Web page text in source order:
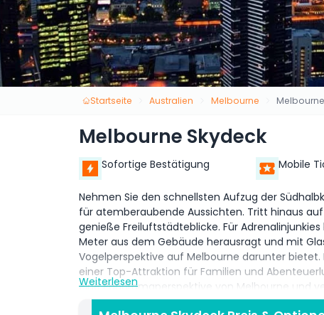
Startseite Australien Melbourne
Melbourne Skydeck
Sofortige Bestätigung Mobile
Nehmen Sie den schnellsten Aufzug der
für atemberaubende Aussichten. Tritt hinaus
genieße Freiluftstädteblicke. Für
Meter aus dem Gebäude herausragt und mit
Vogelperspektive auf Melbourne darunter
einer Top-Attraktion für Familien und
eine Panoramaperspektive von Melbourne und
Wahrzeichen wie den Yarra-Fluss, den
Weiterlesen